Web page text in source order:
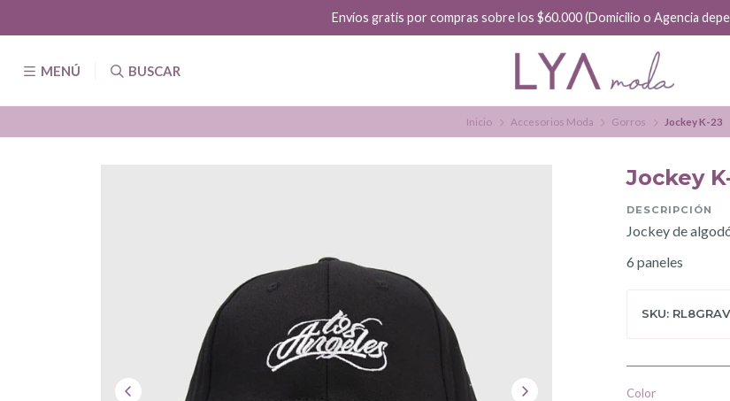
MENÚ BUSCAR
Envíos gratis por compras sobre los $60.000 (Domicilio o Agencia
Inicio Accesorios Moda Gorros Jockey K-23
Jockey
DESCRIPCIÓN
Jockey de
6 paneles
SKU: RL8GRAV
Color